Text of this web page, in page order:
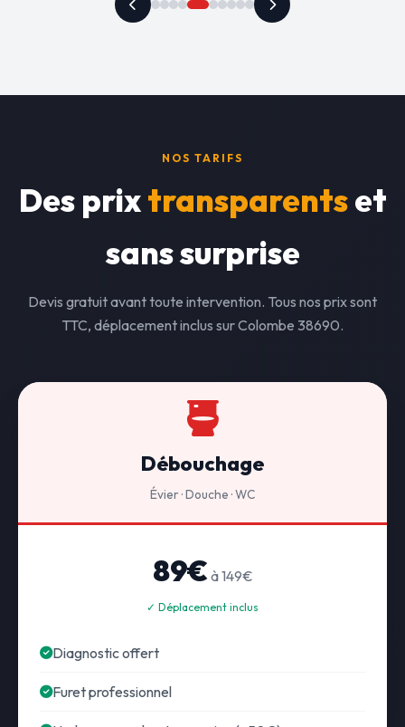
NOS TARIFS
Des prixtransparentset
sans surprise
Devis gratuit avant toute intervention. Tous nos prix sont
TTC, déplacement inclus sur Colombe 38690.
Débouchage
Évier · Douche · WC
89€ à 149€
✓ Déplacement inclus
Diagnostic offert
Furet professionnel